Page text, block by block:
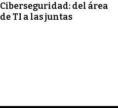
Ciberseguridad: del área
de TI a las juntas